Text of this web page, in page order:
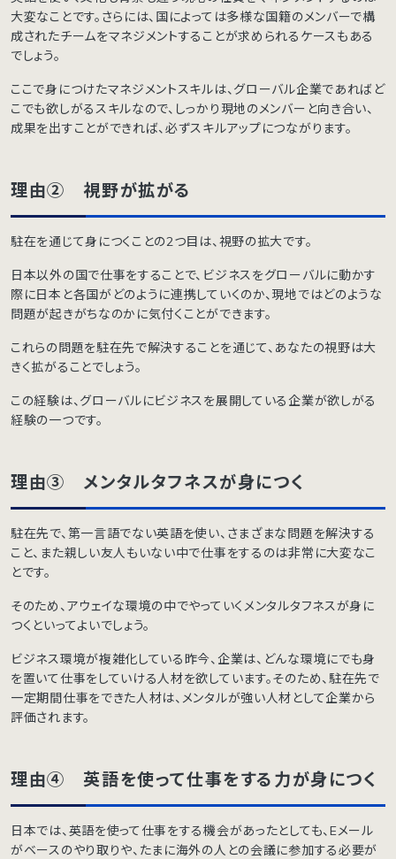
大変なことです。さらには、国によっては多様な国籍のメンバーで構
成されたチームをマネジメントすることが求められるケースもある
でしょう。
ここで身につけたマネジメントスキルは、グローバル企業であればど
こでも欲しがるスキルなので、しっかり現地のメンバーと向き合い、
成果を出すことができれば、必ずスキルアップにつながります。
理由② 視野が拡がる
駐在を通じて身につくことの2つ目は、視野の拡大です。
日本以外の国で仕事をすることで、ビジネスをグローバルに動かす
際に日本と各国がどのように連携していくのか、現地ではどのような
問題が起きがちなのかに気付くことができます。
これらの問題を駐在先で解決することを通じて、あなたの視野は大
きく拡がることでしょう。
この経験は、グローバルにビジネスを展開している企業が欲しがる
経験の一つです。
理由③ メンタルタフネスが身につく
駐在先で、第一言語でない英語を使い、さまざまな問題を解決する
こと、また親しい友人もいない中で仕事をするのは非常に大変なこ
とです。
そのため、アウェイな環境の中でやっていくメンタルタフネスが身に
つくといってよいでしょう。
ビジネス環境が複雑化している昨今、企業は、どんな環境にでも身
を置いて仕事をしていける人材を欲しています。そのため、駐在先で
一定期間仕事をできた人材は、メンタルが強い人材として企業から
評価されます。
理由④ 英語を使って仕事をする力が身につく
日本では、英語を使って仕事をする機会があったとしても、Eメール
がベースのやり取りや、たまに海外の人との会議に参加する必要が